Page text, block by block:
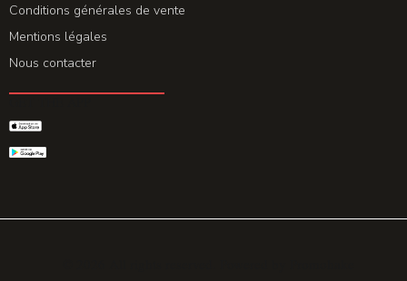
Conditions générales de vente
Mentions légales
Nous contacter